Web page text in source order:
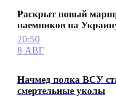
Раскрыт новый
наемников на
20:50
8 АВГ
Начмед полка ВСУ
смертельные уколы